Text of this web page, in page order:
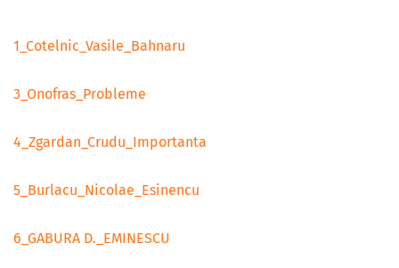
1_Cotelnic_Vasile_Bahnaru
3_Onofras_Probleme
4_Zgardan_Crudu_Importanta
5_Burlacu_Nicolae_Esinencu
6_GABURA D._EMINESCU